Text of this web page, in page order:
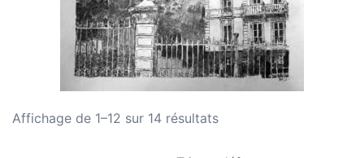
Affichage de 1–12 sur 14 résultats